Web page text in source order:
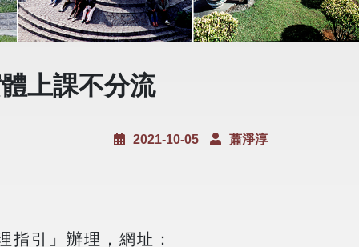
上課不分流
2021-10-05 蕭淨淳
引」辦理，網址：